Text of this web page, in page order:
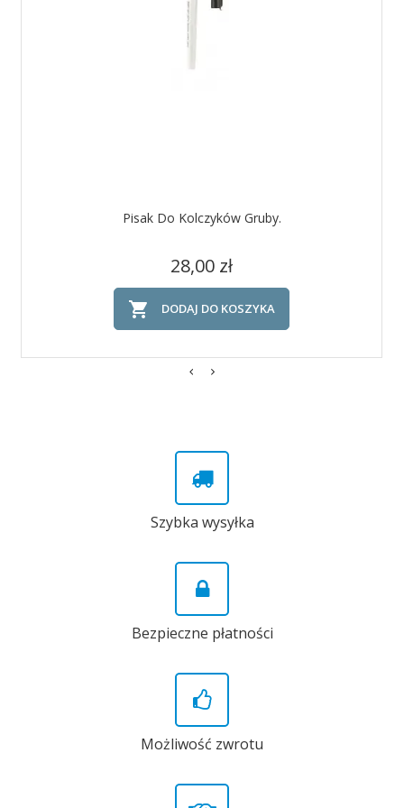
Pisak Do Kolczyków Gruby.
Cena
28,00 zł
 DODAJ DO KOSZYKA
Szybka wysyłka
Bezpieczne płatności
Możliwość zwrotu